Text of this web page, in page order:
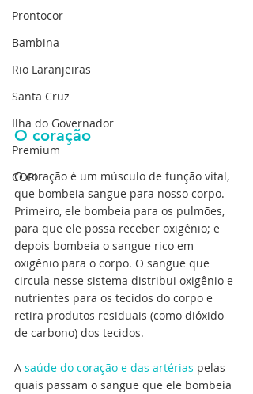
Prontocor
Bambina
Rio Laranjeiras
Santa Cruz
Ilha do Governador
Premium
COPI
O coração
O coração é um músculo de função vital,
que bombeia sangue para nosso corpo.
Primeiro, ele bombeia para os pulmões,
para que ele possa receber oxigênio; e
depois bombeia o sangue rico em
oxigênio para o corpo. O sangue que
circula nesse sistema distribui oxigênio e
nutrientes para os tecidos do corpo e
retira produtos residuais (como dióxido
de carbono) dos tecidos.
A saúde do coração e das artérias pelas
quais passam o sangue que ele bombeia